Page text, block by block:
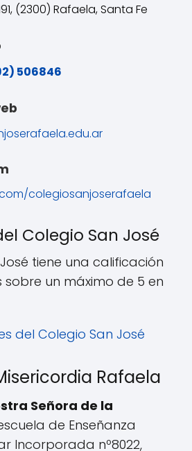
(2300) Rafaela, Santa Fe
506846
colegiosanjoserafaela
Colegio San José
tiene una calificación
sobre un máximo de 5 en
del Colegio San José
Rafaela
Señora de la
de Enseñanza
Incorporada nº8022,